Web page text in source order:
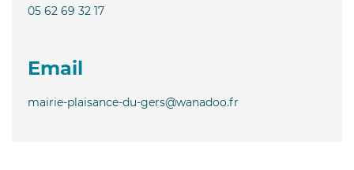
05 62 69 32 17
Email
mairie-plaisance-du-gers@wanadoo.fr